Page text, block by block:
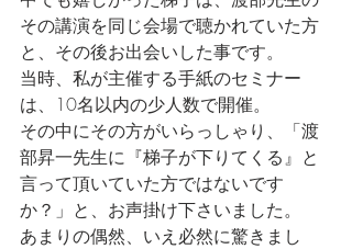
その講演を同じ会場で聴かれていた方
と、その後お出会いした事です。
当時、私が主催する手紙のセミナー
は、10名以内の少人数で開催。
その中にその方がいらっしゃり、「渡
部昇一先生に『梯子が下りてくる』と
言って頂いていた方ではないです
か？」と、お声掛け下さいました。
あまりの偶然、いえ必然に驚きまし